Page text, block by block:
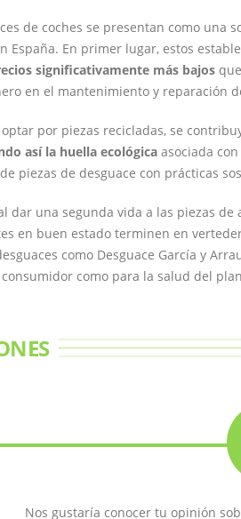
de coches se presentan como una
España. En primer lugar, estos
significativamente más bajos
en el mantenimiento y reparación
por piezas recicladas, se
así la huella ecológica asociada
piezas de desguace con prácticas
dar una segunda vida a las piezas de
en buen estado terminen en
como Desguace García y
como para la salud del
Nos gustaría conocer tu opinión